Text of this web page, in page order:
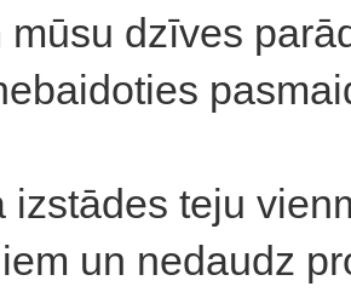
mūsu dzīves
izstādes teju
un nedaudz